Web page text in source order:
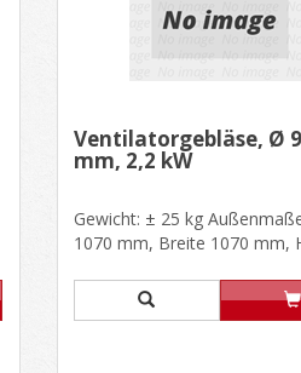
Ventilatorgebläse, Ø
mm, 2,2 kW
Gewicht: ± 25 kg
1070 mm, Breite 1070 mm,